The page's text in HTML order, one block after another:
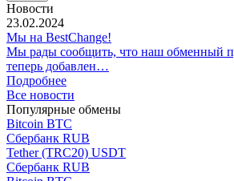
Новости
23.02.2024
Мы на BestChange!
Мы рады сообщить, что наш обменный
теперь добавлен…
Подробнее
Все новости
Популярные обмены
Bitcoin BTC
Сбербанк RUB
Tether (TRC20) USDT
Сбербанк RUB